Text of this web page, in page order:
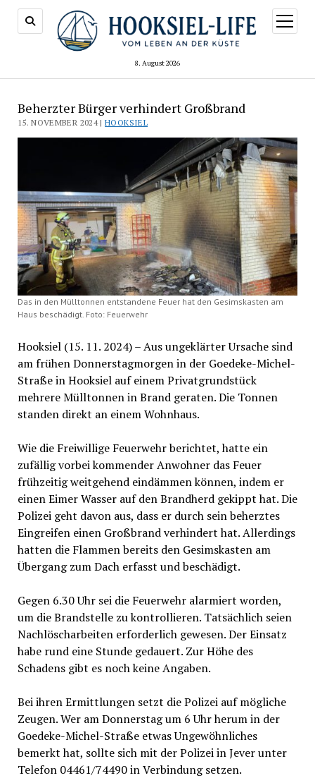
8. August 2026
Menü
öffnen
Beherzter Bürger verhindert Großbrand
15. NOVEMBER 2024 |HOOKSIEL
Das in den Mülltonnen entstandene Feuer hat den Gesimskasten am
Haus beschädigt. Foto: Feuerwehr
Hooksiel (15. 11. 2024) – Aus ungeklärter Ursache sind
am frühen Donnerstagmorgen in der Goedeke-Michel-
Straße in Hooksiel auf einem Privatgrundstück
mehrere Mülltonnen in Brand geraten. Die Tonnen
standen direkt an einem Wohnhaus.
Wie die Freiwillige Feuerwehr berichtet, hatte ein
zufällig vorbei kommender Anwohner das Feuer
frühzeitig weitgehend eindämmen können, indem er
einen Eimer Wasser auf den Brandherd gekippt hat. Die
Polizei geht davon aus, dass er durch sein beherztes
Eingreifen einen Großbrand verhindert hat. Allerdings
hatten die Flammen bereits den Gesimskasten am
Übergang zum Dach erfasst und beschädigt.
Gegen 6.30 Uhr sei die Feuerwehr alarmiert worden,
um die Brandstelle zu kontrollieren. Tatsächlich seien
Nachlöscharbeiten erforderlich gewesen. Der Einsatz
habe rund eine Stunde gedauert. Zur Höhe des
Schadens gibt es noch keine Angaben.
Bei ihren Ermittlungen setzt die Polizei auf mögliche
Zeugen. Wer am Donnerstag um 6 Uhr herum in der
Goedeke-Michel-Straße etwas Ungewöhnliches
bemerkt hat, sollte sich mit der Polizei in Jever unter
Telefon 04461/74490 in Verbindung setzen.